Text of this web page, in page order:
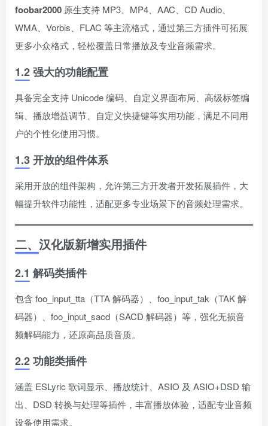
foobar2000 原生支持 MP3、MP4、AAC、CD Audio、
WMA、Vorbis、FLAC 等主流格式，通过第三方插件可拓展
更多小众格式，轻松覆盖日常播放及专业音频需求。
1.2 强大的功能配置
具备完全支持 Unicode 编码、自定义界面布局、高级标签编
辑、播放增益调节、自定义快捷键等实用功能，满足不同用
户的个性化使用习惯。
1.3 开放的组件体系
采用开放的组件架构，允许第三方开发者开发拓展插件，大
幅提升软件功能性，适配更多专业场景下的音频处理需求。
二、汉化版新增实用插件
2.1 解码类插件
包含 foo_input_tta（TTA 解码器）、foo_input_tak（TAK 解
码器）、foo_input_sacd（SACD 解码器）等，强化无损音
频解码能力，还原高品质音质。
2.2 功能类插件
涵盖 ESLyric 歌词显示、播放统计、ASIO 及 ASIO+DSD 输
出、DSD 转换与处理等插件，丰富播放体验，适配专业音频
设备使用需求。